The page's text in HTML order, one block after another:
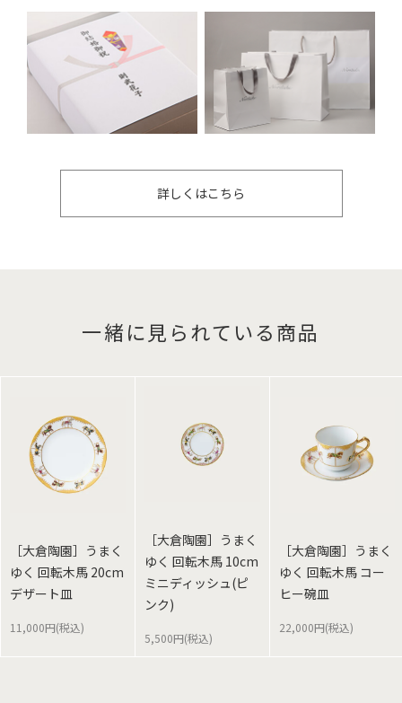
詳しくはこちら
一緒に見られている商品
［大倉陶園］うまく
ゆく 回転木馬 20cm
デザート皿
11,000円(税込)
［大倉陶園］うまく
ゆく 回転木馬 10cm
ミニディッシュ(ピ
ンク)
5,500円(税込)
［大倉陶園］うまく
ゆく 回転木馬 コー
ヒー碗皿
22,000円(税込)